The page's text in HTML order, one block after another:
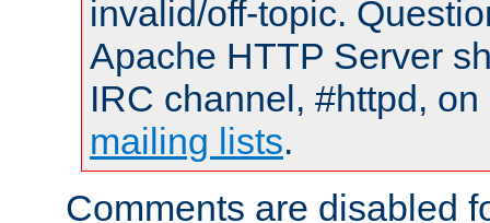
invalid/off-topic.
Apache HTTP Server
IRC channel, #httpd,
mailing lists.
Comments are disabled